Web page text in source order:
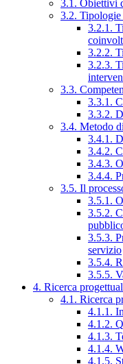
3.1. Obiettivi
3.2.
3.2.1.
3.2.2.
3.2.3.
3.3.
3.3.1.
3.3.2.
3.4. Metodo
3.4.1.
3.4.2.
3.4.3.
3.4.4.
3.5. Il
3.5.1.
3.5.2.
3.5.3.
servizio
3.5.4.
3.5.5.
4. Ricerca
4.1. Ricerca
4.1.1.
4.1.2.
4.1.3.
4.1.4.
4.1.5.